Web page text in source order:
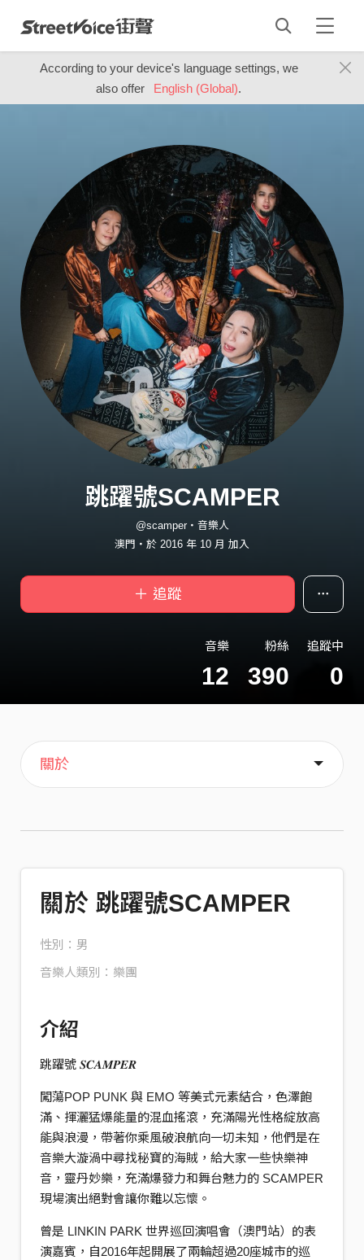
According to your device's language settings, we
also offer
English (Global).
跳躍號SCAMPER
@scamper・音樂人
澳門・於 2016 年 10 月 加入
＋ 追蹤
音樂
12
粉絲
390
追蹤中
0
主頁
音樂
喜歡
關於
關於 跳躍號SCAMPER
性別：男
音樂人類別：樂團
介紹
跳躍號 𝑺𝑪𝑨𝑴𝑷𝑬𝑹
闖蕩POP PUNK 與 EMO 等美式元素結合，色澤飽
滿、揮灑猛爆能量的混血搖滾，充滿陽光性格綻放高
能與浪漫，帶著你乘風破浪航向一切未知，他們是在
音樂大漩渦中尋找秘寶的海賊，給大家一些快樂神
音，靈丹妙樂，充滿爆發力和舞台魅力的 SCAMPER
現場演出絕對會讓你難以忘懷。
曾是 LINKIN PARK 世界巡回演唱會（澳門站）的表
演嘉賓，自2016年起開展了兩輪超過20座城市的巡